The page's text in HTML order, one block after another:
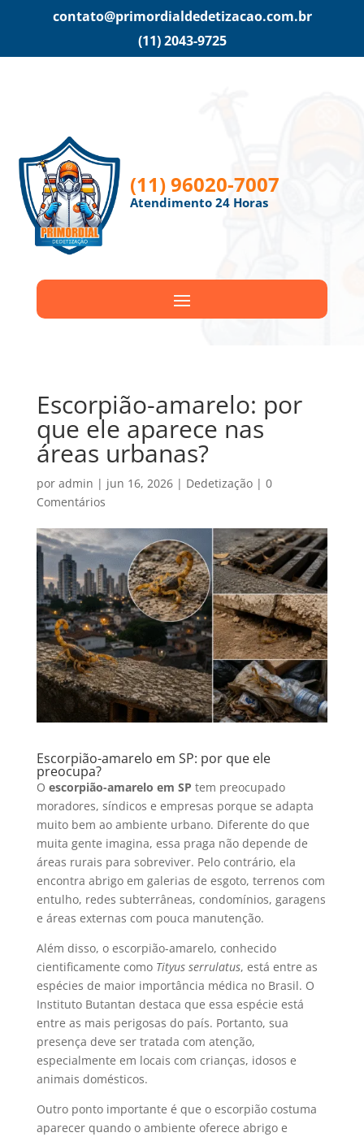
contato@primordialdedetizacao.com.br
(11) 2043-9725
(11) 96020-7007
Atendimento 24 Horas
Escorpião-amarelo: por
que ele aparece nas
áreas urbanas?
por admin | jun 16, 2026| Dedetização| 0
Comentários
Escorpião-amarelo em SP: por que ele
preocupa?
O escorpião-amarelo em SP tem preocupado
moradores, síndicos e empresas porque se adapta
muito bem ao ambiente urbano. Diferente do que
muita gente imagina, essa praga não depende de
áreas rurais para sobreviver. Pelo contrário, ela
encontra abrigo em galerias de esgoto, terrenos com
entulho, redes subterrâneas, condomínios, garagens
e áreas externas com pouca manutenção.
Além disso, o escorpião-amarelo, conhecido
cientificamente como Tityus serrulatus, está entre as
espécies de maior importância médica no Brasil. O
Instituto Butantan destaca que essa espécie está
entre as mais perigosas do país. Portanto, sua
presença deve ser tratada com atenção,
especialmente em locais com crianças, idosos e
animais domésticos.
Outro ponto importante é que o escorpião costuma
aparecer quando o ambiente oferece abrigo e